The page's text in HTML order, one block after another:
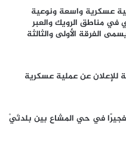
عسكرية واسعة ونوعية
مناطق الرويك والعبر
الفرقة الأولى والثالثة
للإعلان عن عملية عسكرية
في حي المشاع بين بلدتَيْ